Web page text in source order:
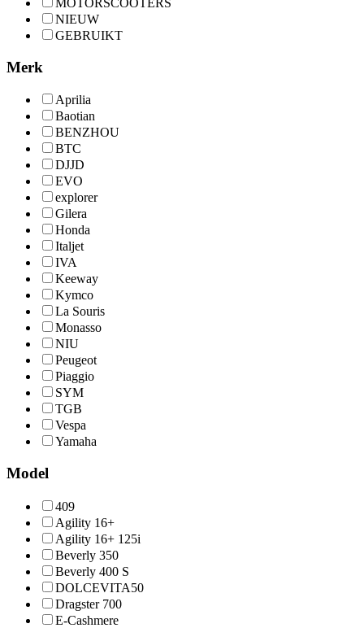
MOTORSCOOTERS
NIEUW
GEBRUIKT
Merk
Aprilia
Baotian
BENZHOU
BTC
DJJD
EVO
explorer
Gilera
Honda
Italjet
IVA
Keeway
Kymco
La Souris
Monasso
NIU
Peugeot
Piaggio
SYM
TGB
Vespa
Yamaha
Model
409
Agility 16+
Agility 16+ 125i
Beverly 350
Beverly 400 S
DOLCEVITA50
Dragster 700
E-Cashmere